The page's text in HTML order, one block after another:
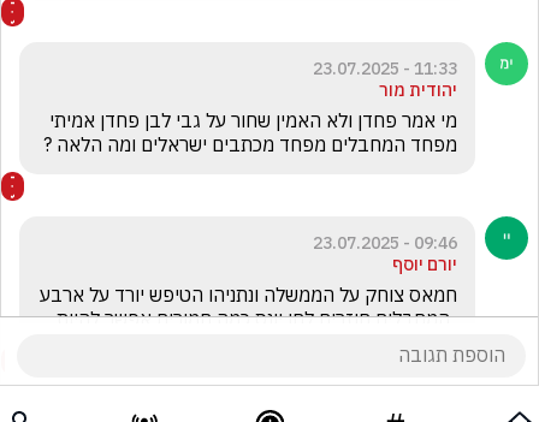
11:33 - 23.07.2025
יהודית מור
מפחד המחבלים מפחד מכתבים ישראלים ומה הלאה ?
09:46 - 23.07.2025
יורם יוסף
..המחבלים חוזרים לחן יונס כמה חמורים אפשר להיות